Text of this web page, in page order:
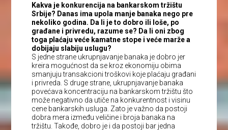
Kakva je konkurencija na bankarskom tržištu
Srbije? Danas ima upola manje banaka nego pre
nekoliko godina. Da li je to dobro ili loše, po
građane i privredu, razume se? Da li oni zbog
toga plaćaju veće kamatne stope i veće marže a
dobijaju slabiju uslugu?
S jedne strane ukrupnjavanje banaka je dobro jer
kreira mogućnost da se kroz ekonomiju obima
smanjuju transakcioni troškovi koje plaćaju građani
i privreda. S druge strane, ukrupnjavanje banaka
povećava koncentraciju na bankarskom tržištu što
može negativno da utiče na konkurentnost i visinu
cene bankarskih usluga. Zato je važno da postoji
dobra mera između veličine i broja banaka na
tržištu. Takođe, dobro je i da postoji bar jedna